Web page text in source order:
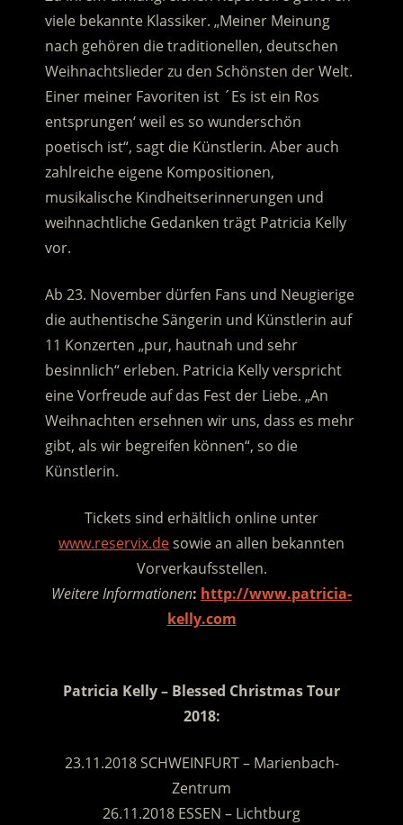
viele bekannte Klassiker. „Meiner Meinung
nach gehören die traditionellen, deutschen
Weihnachtslieder zu den Schönsten der Welt.
Einer meiner Favoriten ist ´Es ist ein Ros
entsprungen‘ weil es so wunderschön
poetisch ist“, sagt die Künstlerin. Aber auch
zahlreiche eigene Kompositionen,
musikalische Kindheitserinnerungen und
weihnachtliche Gedanken trägt Patricia Kelly
vor.
Ab 23. November dürfen Fans und Neugierige
die authentische Sängerin und Künstlerin auf
11 Konzerten „pur, hautnah und sehr
besinnlich“ erleben. Patricia Kelly verspricht
eine Vorfreude auf das Fest der Liebe. „An
Weihnachten ersehnen wir uns, dass es mehr
gibt, als wir begreifen können“, so die
Künstlerin.
Tickets sind erhältlich online unter
www.reservix.desowie an allen bekannten
Vorverkaufsstellen.
Weitere Informationen: http://www.patricia-
kelly.com
Patricia Kelly – Blessed Christmas Tour
2018:
23.11.2018 SCHWEINFURT – Marienbach-
Zentrum
26.11.2018 ESSEN – Lichtburg